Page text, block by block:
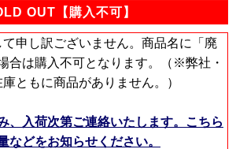
OUT【購入不可】
申し訳ございません。商品名に「廃
合は購入不可となります。（※弊社・
庫ともに商品がありません。）
、入荷次第ご連絡いたします。こちら
などをお知らせください。